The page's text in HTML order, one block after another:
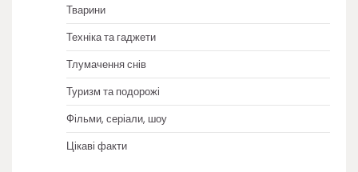
Тварини
Техніка та гаджети
Тлумачення снів
Туризм та подорожі
Фільми, серіали, шоу
Цікаві факти